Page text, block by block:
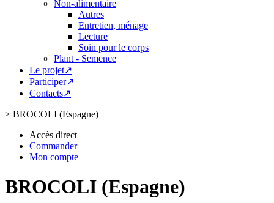
Non-alimentaire
Autres
Entretien, ménage
Lecture
Soin pour le corps
Plant - Semence
Le projet↗
Participer↗
Contacts↗
> BROCOLI (Espagne)
Accès direct
Commander
Mon compte
BROCOLI (Espagne)